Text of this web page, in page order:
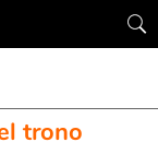
trono